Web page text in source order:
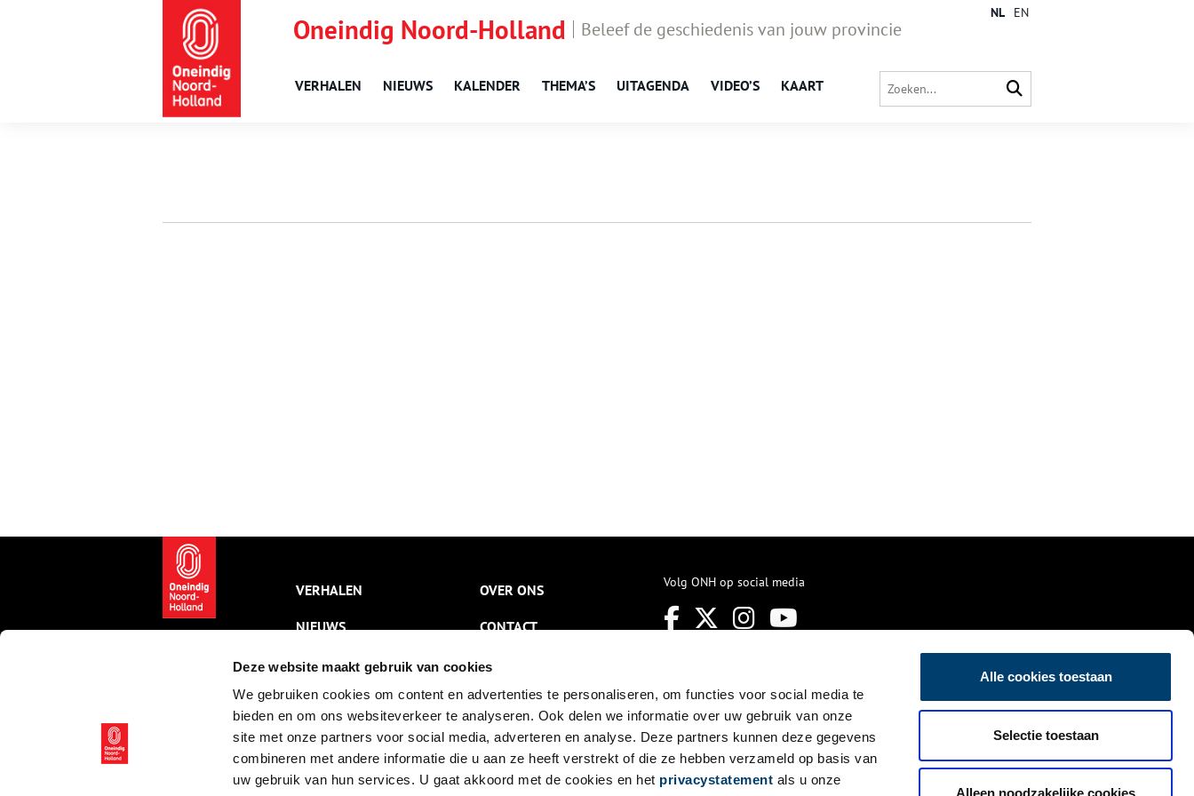
Deze website maakt gebruik van cookies
We gebruiken cookies om content en advertenties te personaliseren, om functies voor social media te
bieden en om ons websiteverkeer te analyseren. Ook delen we informatie over uw gebruik van onze
site met onze partners voor social media, adverteren en analyse. Deze partners kunnen deze gegevens
combineren met andere informatie die u aan ze heeft verstrekt of die ze hebben verzameld op basis van
uw gebruik van hun services. U gaat akkoord met de cookies en het privacystatement als u onze
Alle cookies toestaan
Selectie toestaan
Alleen noodzakelijke cookies
Oneindig Noord-Holland Beleef de geschiedenis van jouw provincie
VERHALEN NIEUWS KALENDER THEMA’S UITAGENDA VIDEO’S KAART
NL EN
VERHALEN
NIEUWS
KALENDER
THEMA’S
ACTIVITEITEN
VIDEO’S
OVER ONS
CONTACT
NIEUWSBRIEF
DISCLAIMER
PRIVACY
TOEGANKELIJKHEID
Volg ONH op social media